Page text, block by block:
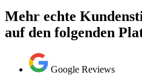
Mehr echte
auf den folgenden
Google Reviews